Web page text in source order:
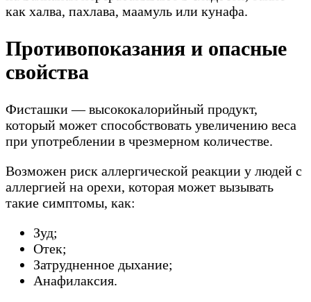
как халва, пахлава, маамуль или кунафа.
Противопоказания и опасные
свойства
Фисташки — высококалорийный продукт,
который может способствовать увеличению веса
при употреблении в чрезмерном количестве.
Возможен риск аллергической реакции у людей с
аллергией на орехи, которая может вызывать
такие симптомы, как:
Зуд;
Отек;
Затрудненное дыхание;
Анафилаксия.